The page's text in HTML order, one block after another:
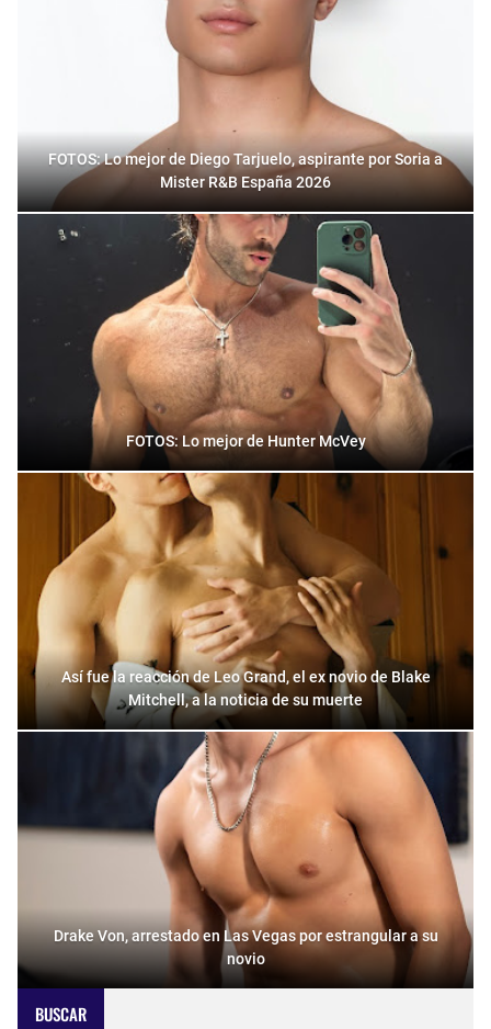
FOTOS: Lo mejor de Diego Tarjuelo, aspirante por Soria a
Mister R&B España 2026
FOTOS: Lo mejor de Hunter McVey
Así fue la reacción de Leo Grand, el ex novio de Blake
Mitchell, a la noticia de su muerte
Drake Von, arrestado en Las Vegas por estrangular a su
novio
BUSCAR